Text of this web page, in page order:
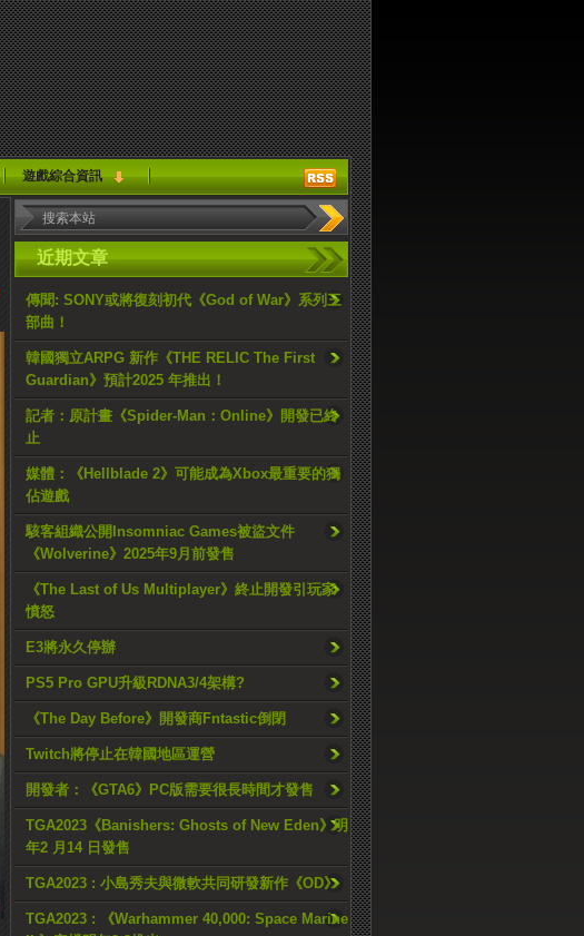
遊戲綜合資訊
近期文章
傳聞: SONY或將復刻初代《God of War》系列三
部曲！
韓國獨立ARPG 新作《THE RELIC The First
Guardian》預計2025 年推出！
記者：原計畫《Spider-Man：Online》開發已終
止
媒體：《Hellblade 2》可能成為Xbox最重要的獨
佔遊戲
駭客組織公開Insomniac Games被盜文件
《Wolverine》2025年9月前發售
《The Last of Us Multiplayer》終止開發引玩家
憤怒
E3將永久停辦
PS5 Pro GPU升級RDNA3/4架構?
《The Day Before》開發商Fntastic倒閉
Twitch將停止在韓國地區運營
開發者：《GTA6》PC版需要很長時間才發售
TGA2023《Banishers: Ghosts of New Eden》明
年2 月14 日發售
TGA2023 : 小島秀夫與微軟共同研發新作《OD》
TGA2023 : 《Warhammer 40,000: Space Marine